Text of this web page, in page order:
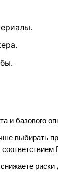
и базового
выбирать
соответствием